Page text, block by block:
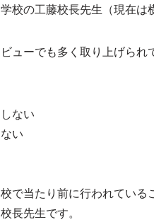
校の工藤校長先生（現在
ューでも多く取り上げられ
ない
い
で当たり前に行われている
長先生です。